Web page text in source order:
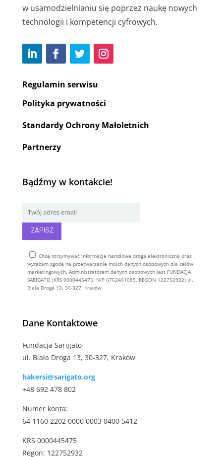
w usamodzielnianiu się poprzez naukę nowych
technologii i kompetencji cyfrowych.
Regulamin serwisu
Polityka prywatności
Standardy Ochrony Małoletnich
Partnerzy
Bądźmy w kontakcie!
Chcę otrzymywać informacje handlowe drogą elektroniczną oraz
wyrażam zgodę na przetwarzanie moich danych osobowych dla celów
marketingowych. Administratorem danych osobowych jest FUNDACJA
SARIGATO (KRS 0000445475, NIP 6762461085, REGON 122752932) ul.
Biała Droga 13, 30-327, Kraków
Dane Kontaktowe
Fundacja Sarigato
ul. Biała Droga 13, 30-327, Kraków
hakersi@sarigato.org
+48 692 478 802
Numer konta:
64 1160 2202 0000 0003 0400 5412
KRS 0000445475
Regon: 122752932